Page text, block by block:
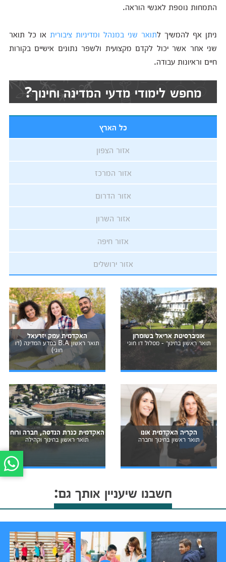
התמחות נוספת לאנשי הוראה.
ניתן אף להמשיך לתואר שני במנהל ומדיניות ציבורית או כל תואר
שני אחר אשר יכול לקדם מקצועית ולשפר נתונים אישיים בקורות
חיים וראיונות עבודה.
מחפש לימודי מדעי המדינה וחינוך?
כל הארץ
אזור הצפון
אזור המרכז
אזור הדרום
אזור השרון
אזור חיפה
אזור ירושלים
אוניברסיטת אריאל בשומרון
תואר ראשון בחינוך - מסלול דו חוגי
האקדמית עמק יזרעאל
תואר ראשון B.A במדע המדינה (דו
חוגי)
הקריה האקדמית אונו
תואר ראשון בחינוך וחברה
האקדמית כנרת הנדסה, חברה ורוח
תואר ראשון בחינוך וקהילה
חשבנו שיעניין אותך גם: